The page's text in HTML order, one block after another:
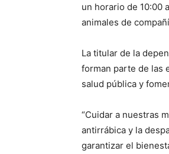
un horario de 10:00
animales de
La titular de la
forman parte de las
salud pública y
“Cuidar a nuestras
antirrábica y la
garantizar el